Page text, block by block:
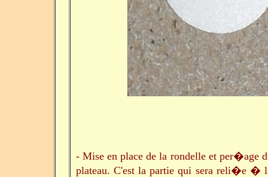
- Mise en place de la rondelle et per�age
plateau. C'est la partie qui sera reli�e �